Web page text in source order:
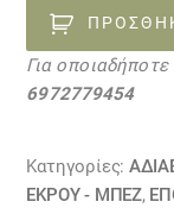
Για
6972779454
Κατηγορίες:
ΕΚΡΟΥ - ΜΠΕΖ,